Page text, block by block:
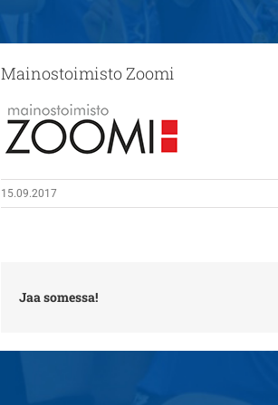
Mainostoimisto Zoomi
15.09.2017
Jaa somessa!